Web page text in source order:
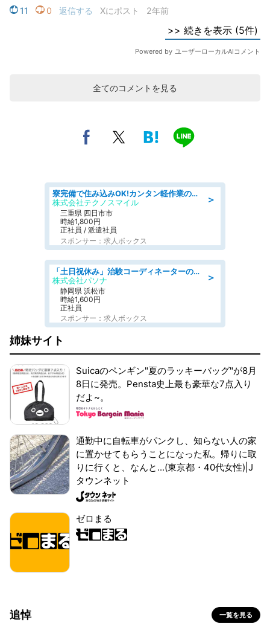
全てのコメントを見る
＞
寮完備で住み込みOK!カンタン軽作業のお仕事 denso aichi
株式会社テクノスマイル
三重県 四日市市
時給1,800円
正社員 / 派遣社員
スポンサー：求人ボックス
＞
「土日祝休み」治験コーディネーターのお仕事/未経験OK
株式会社パソナ
静岡県 浜松市
時給1,600円
正社員
スポンサー：求人ボックス
姉妹サイト
Suicaのペンギン"夏のラッキーバッグ"が8月
8日に発売。Pensta史上最も豪華な7点入り
だよ~。
通勤中に自転車がパンクし、知らない人の家
に置かせてもらうことになった私。帰りに取
りに行くと、なんと...(東京都・40代女性)|J
タウンネット
ゼロまる
追悼 一覧を見る